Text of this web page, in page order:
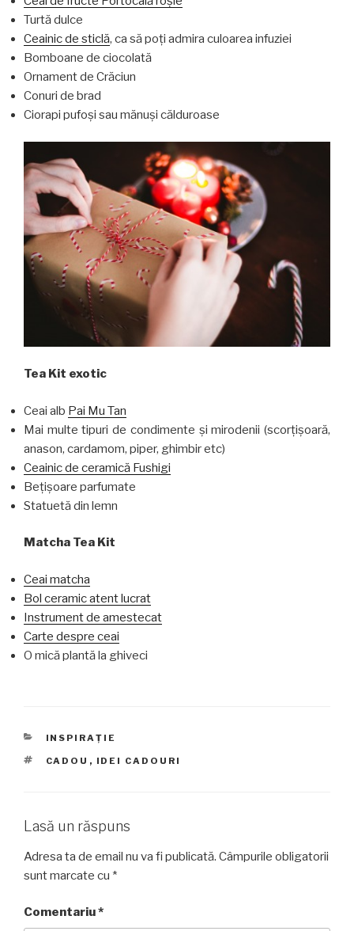
Turtă dulce
Ceainic de sticlă, ca să poți admira culoarea infuziei
Bomboane de ciocolată
Ornament de Crăciun
Conuri de brad
Ciorapi pufoși sau mănuși călduroase
Tea Kit exotic
Ceai alb Pai Mu Tan
Mai multe tipuri de condimente și mirodenii (scorțișoară,
anason, cardamom, piper, ghimbir etc)
Ceainic de ceramică Fushigi
Bețișoare parfumate
Statuetă din lemn
Matcha Tea Kit
Ceai matcha
Bol ceramic atent lucrat
Instrument de amestecat
Carte despre ceai
O mică plantă la ghiveci
CATEGORII
INSPIRAȚIE
ETICHETE
CADOU , IDEI CADOURI
Lasă un răspuns
Adresa ta de email nu va fi publicată. Câmpurile obligatorii
sunt marcate cu *
Comentariu*